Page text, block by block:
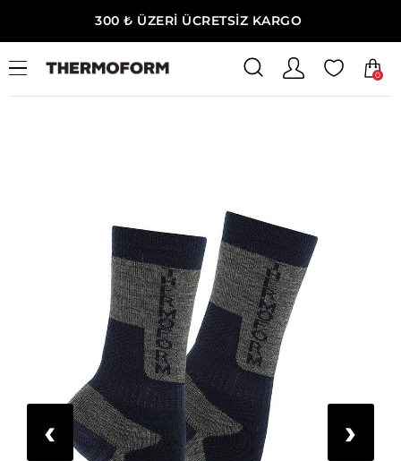
300 ₺ ÜZERİ ÜCRETSİZ KARGO
0
Ana Sayfa Çocuk Termal Çorap
‹ ›